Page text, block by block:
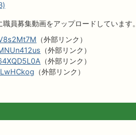
員募集動画をアップロードしています。
（外部リンク）
（外部リンク）
（外部リンク）
（外部リンク）